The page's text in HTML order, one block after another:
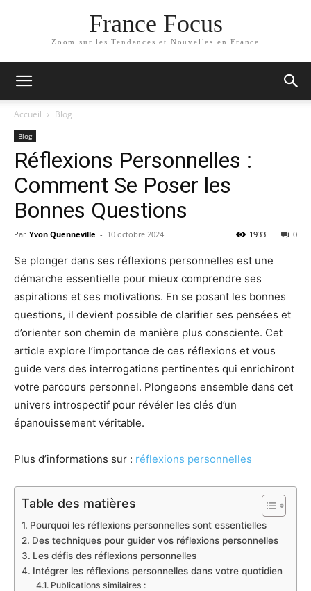
France Focus
Zoom sur les Tendances et Nouvelles en France
Accueil Blog
Blog
Réflexions Personnelles :
Comment Se Poser les
Bonnes Questions
Par Yvon Quenneville - 10 octobre 2024 0
1933
Se plonger dans ses réflexions personnelles est une
démarche essentielle pour mieux comprendre ses
aspirations et ses motivations. En se posant les bonnes
questions, il devient possible de clarifier ses pensées et
d’orienter son chemin de manière plus consciente. Cet
article explore l’importance de ces réflexions et vous
guide vers des interrogations pertinentes qui enrichiront
votre parcours personnel. Plongeons ensemble dans cet
univers introspectif pour révéler les clés d’un
épanouissement véritable.
Plus d’informations sur : réflexions personnelles
Table des matières
Pourquoi les réflexions personnelles sont essentielles
Des techniques pour guider vos réflexions personnelles
Les défis des réflexions personnelles
Intégrer les réflexions personnelles dans votre quotidien
Publications similaires :